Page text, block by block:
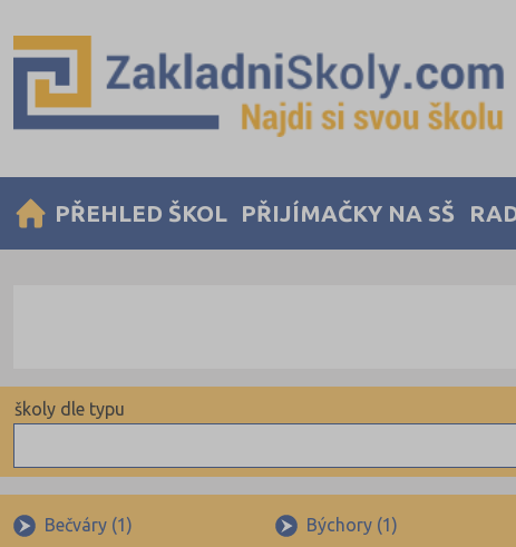
PŘEHLED ŠKOL PŘIJÍMAČKY NA SŠ
školy dle typu
Bečváry (1)
Býchory (1)